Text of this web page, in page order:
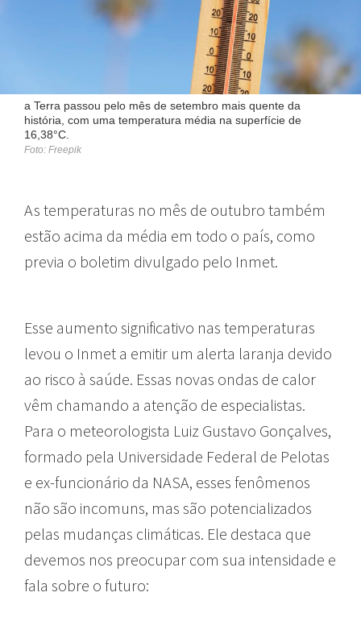
a Terra passou pelo mês de setembro mais quente da
história, com uma temperatura média na superfície de
16,38°C.
Foto: Freepik
As temperaturas no mês de outubro também
estão acima da média em todo o país, como
previa o boletim divulgado pelo Inmet.
Esse aumento significativo nas temperaturas
levou o Inmet a emitir um alerta laranja devido
ao risco à saúde. Essas novas ondas de calor
vêm chamando a atenção de especialistas.
Para o meteorologista Luiz Gustavo Gonçalves,
formado pela Universidade Federal de Pelotas
e ex-funcionário da NASA, esses fenômenos
não são incomuns, mas são potencializados
pelas mudanças climáticas. Ele destaca que
devemos nos preocupar com sua intensidade e
fala sobre o futuro: